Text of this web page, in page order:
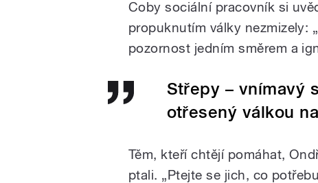
Coby sociální pracovník si
propuknutím války nezmizely:
pozornost jedním směrem a
Střepy – vnímavý
otřesený válkou
Těm, kteří chtějí pomáhat,
ptali. „Ptejte se jich, co